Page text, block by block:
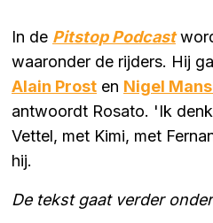
In de Pitstop Podcast
waaronder de rijders. Hij
Alain Prost en Nigel
antwoordt Rosato. 'Ik
Vettel, met Kimi, met
hij.
De tekst gaat verder